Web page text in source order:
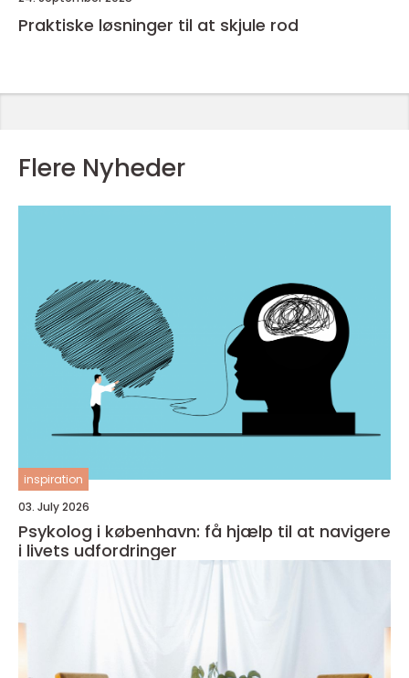
Praktiske løsninger til at skjule rod
Flere Nyheder
inspiration
03. July 2026
Psykolog i københavn: få hjælp til at navigere
i livets udfordringer